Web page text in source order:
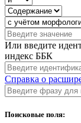
Или введите
индекс ББК
Справка о
Поисковые поля: